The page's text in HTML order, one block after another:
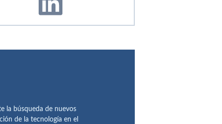
la búsqueda de nuevos
de la tecnología en el